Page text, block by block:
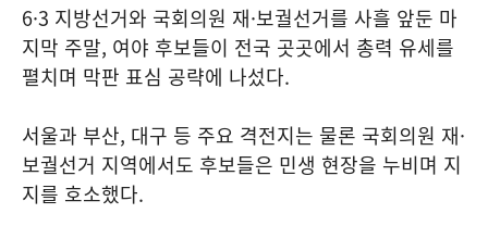
6·3 지방선거와 국회의원 재·보궐선거를 사흘 앞둔 마
지막 주말, 여야 후보들이 전국 곳곳에서 총력 유세를
펼치며 막판 표심 공략에 나섰다.
서울과 부산, 대구 등 주요 격전지는 물론 국회의원 재·
보궐선거 지역에서도 후보들은 민생 현장을 누비며 지
지를 호소했다.